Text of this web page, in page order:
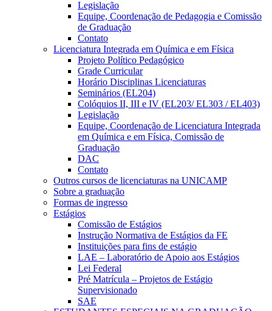
Legislação
Equipe, Coordenação de Pedagogia e Comissão
de Graduação
Contato
Licenciatura Integrada em Química e em Física
Projeto Político Pedagógico
Grade Curricular
Horário Disciplinas Licenciaturas
Seminários (EL204)
Colóquios II, III e IV (EL203/ EL303 / EL403)
Legislação
Equipe, Coordenação de Licenciatura Integrada
em Química e em Física, Comissão de
Graduação
DAC
Contato
Outros cursos de licenciaturas na UNICAMP
Sobre a graduação
Formas de ingresso
Estágios
Comissão de Estágios
Instrução Normativa de Estágios da FE
Instituições para fins de estágio
LAE – Laboratório de Apoio aos Estágios
Lei Federal
Pré Matrícula – Projetos de Estágio
Supervisionado
SAE